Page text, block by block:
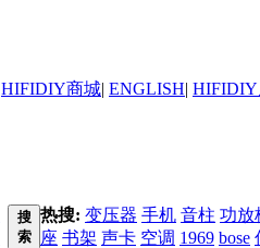
HIFIDIY商城| ENGLISH|
搜
索
热搜: 变压器 手机 音柱 功放
座 书架 声卡 空调 1969 bose